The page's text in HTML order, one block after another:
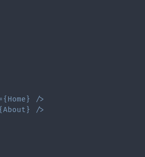
{ Home }
/>
About }
/>